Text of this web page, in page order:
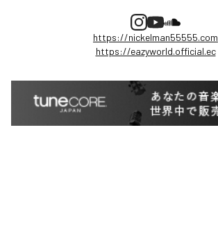
https://nickelman55555.com
https://eazyworld.official.ec